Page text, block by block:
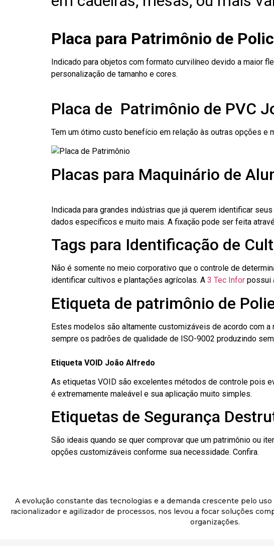
Placa para Patrimônio de
Indicado para objetos com formato curvilíneo devido a maior
personalização de tamanho e cores.
Placa de Patrimônio de PVC
Tem um ótimo custo benefício em relação às outras opções e
Placas para Maquinário de
Indicada para grandes indústrias que já querem identificar
dados específicos e muito mais. A fixação pode ser feita
Tags para Identificação de
Não é somente no meio corporativo que o controle de
identificar cultivos e plantações agrícolas. A 3 Tec Infor possui
Etiqueta de patrimônio de
Estes modelos são altamente customizáveis de acordo com
sempre os padrões de qualidade de ISO-9002 produzindo
Etiqueta VOID João Alfredo
As etiquetas VOID são excelentes métodos de controle pois
é extremamente maleável e sua aplicação muito simples.
Etiquetas de Segurança
São ideais quando se quer comprovar que um patrimônio ou
opções customizáveis conforme sua necessidade. Confira.
A evolução constante das tecnologias e a demanda crescente pelo
racionalizador e agilizador de processos, nos levou a focar soluções
organizações.